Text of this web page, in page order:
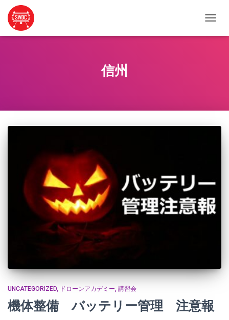
ビ
信州
UNCATEGORIZED ドローンアカデミー 講習会
機体整備 バッテリー管理 注意報